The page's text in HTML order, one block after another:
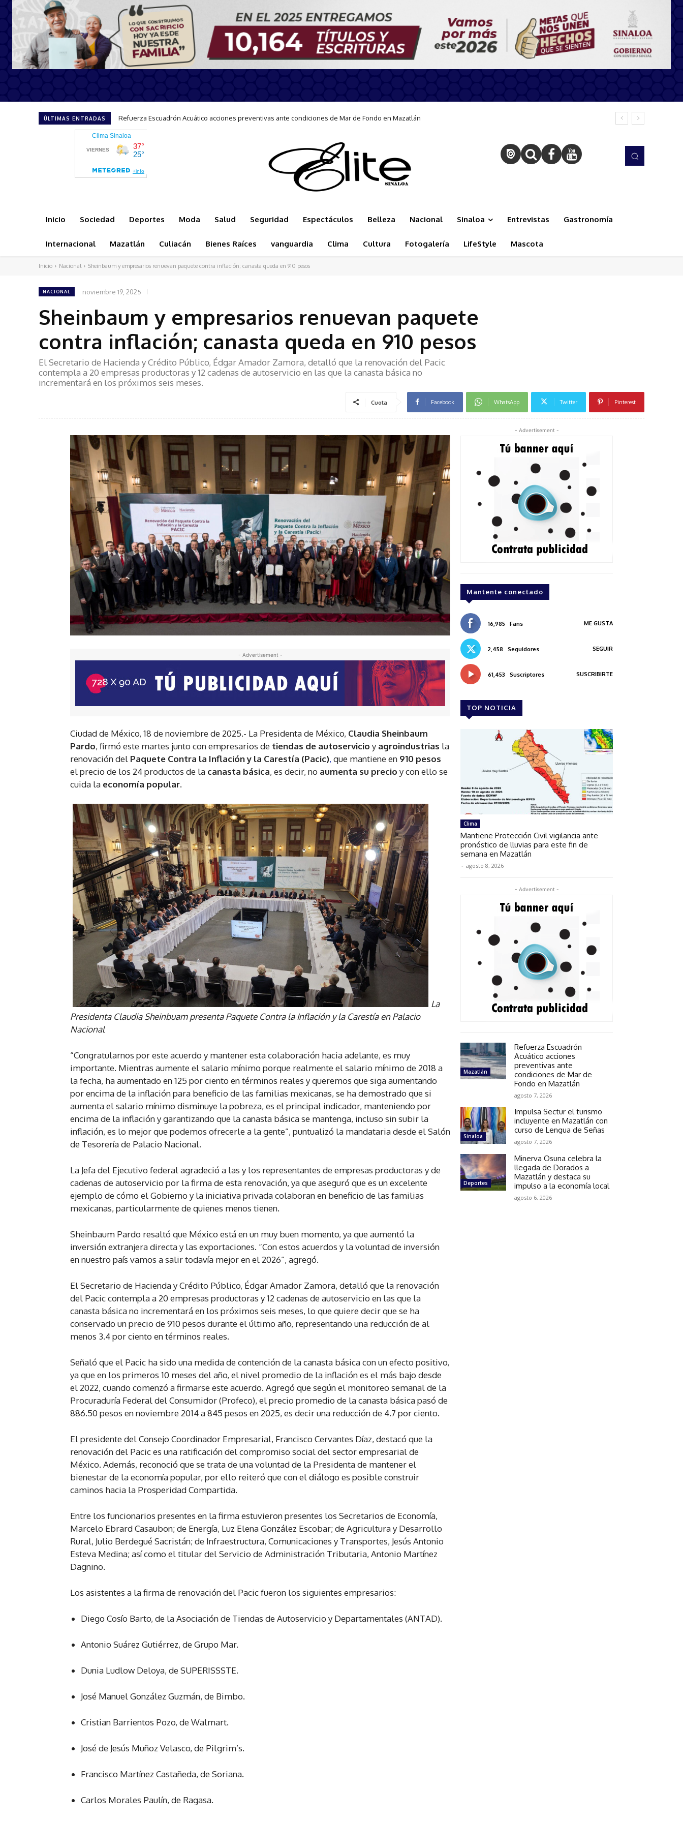
ÚLTIMAS ENTRADAS Refuerza Escuadrón Acuático acciones preventivas ante condiciones de Mar de Fondo en Mazatlán
Impulsa Sectur el turismo incluyente en Mazatlán con curso de Lengua de Señas
Inicio Sociedad Deportes Moda Salud Seguridad Espectáculos Belleza Nacional Sinaloa Entrevistas Gastronomía
Internacional Mazatlán Culiacán Bienes Raíces vanguardia Clima Cultura Fotogalería LifeStyle Mascota
Inicio Nacional Sheinbaum y empresarios renuevan paquete contra inflación; canasta queda en 910 pesos
NACIONAL noviembre 19, 2025
Sheinbaum y empresarios renuevan paquete
contra inflación; canasta queda en 910 pesos
El Secretario de Hacienda y Crédito Público, Édgar Amador Zamora, detalló que la renovación del Pacic
contempla a 20 empresas productoras y 12 cadenas de autoservicio en las que la canasta básica no
incrementará en los próximos seis meses.
Cuota Facebook WhatsApp Twitter Pinterest
- Advertisement -
Ciudad de México, 18 de noviembre de 2025.- La Presidenta de México, Claudia Sheinbaum
Pardo, firmó este martes junto con empresarios de tiendas de autoservicio y agroindustrias la
renovación del Paquete Contra la Inflación y la Carestía (Pacic), que mantiene en 910 pesos
el precio de los 24 productos de la canasta básica, es decir, no aumenta su precio y con ello se
cuida la economía popular.
La
Presidenta Claudia Sheinbuam presenta Paquete Contra la Inflación y la Carestía en Palacio
Nacional
“Congratularnos por este acuerdo y mantener esta colaboración hacia adelante, es muy
importante. Mientras aumente el salario mínimo porque realmente el salario mínimo de 2018 a
la fecha, ha aumentado en 125 por ciento en términos reales y queremos que siga aumentando
por encima de la inflación para beneficio de las familias mexicanas, se ha demostrado que si
aumenta el salario mínimo disminuye la pobreza, es el principal indicador, manteniendo por
encima de la inflación y garantizando que la canasta básica se mantenga, incluso sin subir la
inflación, es lo mejor que podemos ofrecerle a la gente”, puntualizó la mandataria desde el Salón
de Tesorería de Palacio Nacional.
La Jefa del Ejecutivo federal agradeció a las y los representantes de empresas productoras y de
cadenas de autoservicio por la firma de esta renovación, ya que aseguró que es un excelente
ejemplo de cómo el Gobierno y la iniciativa privada colaboran en beneficio de las familias
mexicanas, particularmente de quienes menos tienen.
Sheinbaum Pardo resaltó que México está en un muy buen momento, ya que aumentó la
inversión extranjera directa y las exportaciones. “Con estos acuerdos y la voluntad de inversión
en nuestro país vamos a salir todavía mejor en el 2026”, agregó.
El Secretario de Hacienda y Crédito Público, Édgar Amador Zamora, detalló que la renovación
del Pacic contempla a 20 empresas productoras y 12 cadenas de autoservicio en las que la
canasta básica no incrementará en los próximos seis meses, lo que quiere decir que se ha
conservado un precio de 910 pesos durante el último año, representando una reducción de al
menos 3.4 por ciento en términos reales.
Señaló que el Pacic ha sido una medida de contención de la canasta básica con un efecto positivo,
ya que en los primeros 10 meses del año, el nivel promedio de la inflación es el más bajo desde
el 2022, cuando comenzó a firmarse este acuerdo. Agregó que según el monitoreo semanal de la
Procuraduría Federal del Consumidor (Profeco), el precio promedio de la canasta básica pasó de
886.50 pesos en noviembre 2014 a 845 pesos en 2025, es decir una reducción de 4.7 por ciento.
El presidente del Consejo Coordinador Empresarial, Francisco Cervantes Díaz, destacó que la
renovación del Pacic es una ratificación del compromiso social del sector empresarial de
México. Además, reconoció que se trata de una voluntad de la Presidenta de mantener el
bienestar de la economía popular, por ello reiteró que con el diálogo es posible construir
caminos hacia la Prosperidad Compartida.
Entre los funcionarios presentes en la firma estuvieron presentes los Secretarios de Economía,
Marcelo Ebrard Casaubon; de Energía, Luz Elena González Escobar; de Agricultura y Desarrollo
Rural, Julio Berdegué Sacristán; de Infraestructura, Comunicaciones y Transportes, Jesús Antonio
Esteva Medina; así como el titular del Servicio de Administración Tributaria, Antonio Martínez
Dagnino.
Los asistentes a la firma de renovación del Pacic fueron los siguientes empresarios:
Diego Cosío Barto, de la Asociación de Tiendas de Autoservicio y Departamentales (ANTAD).
Antonio Suárez Gutiérrez, de Grupo Mar.
Dunia Ludlow Deloya, de SUPERISSSTE.
José Manuel González Guzmán, de Bimbo.
Cristian Barrientos Pozo, de Walmart.
José de Jesús Muñoz Velasco, de Pilgrim’s.
Francisco Martínez Castañeda, de Soriana.
Carlos Morales Paulín, de Ragasa.
- Advertisement -
Mantente conectado
16,985 Fans ME GUSTA
2,458 Seguidores SEGUIR
61,453 Suscriptores SUSCRIBIRTE
TOP NOTICIA
Clima
Mantiene Protección Civil vigilancia ante
pronóstico de lluvias para este fin de
semana en Mazatlán
- agosto 8, 2026
- Advertisement -
Mazatlán
Refuerza Escuadrón
Acuático acciones
preventivas ante
condiciones de Mar de
Fondo en Mazatlán
agosto 7, 2026
Sinaloa
Impulsa Sectur el turismo
incluyente en Mazatlán con
curso de Lengua de Señas
agosto 7, 2026
Deportes
Minerva Osuna celebra la
llegada de Dorados a
Mazatlán y destaca su
impulso a la economía local
agosto 6, 2026